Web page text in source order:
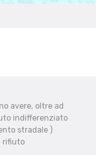
avere, oltre ad
indifferenziato
stradale )
rifiuto